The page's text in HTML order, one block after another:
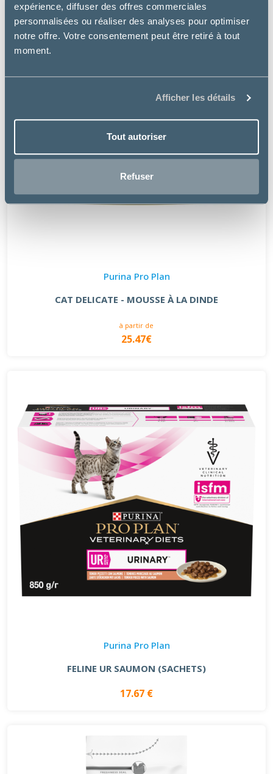
expérience, diffuser des offres commerciales
personnalisées ou réaliser des analyses pour optimiser
notre offre. Votre consentement peut être retiré à tout
moment.
Afficher les détails
Tout autoriser
Refuser
Purina Pro Plan
CAT DELICATE - MOUSSE À LA DINDE
à partir de
25.47€
Purina Pro Plan
FELINE UR SAUMON (SACHETS)
17.67 €